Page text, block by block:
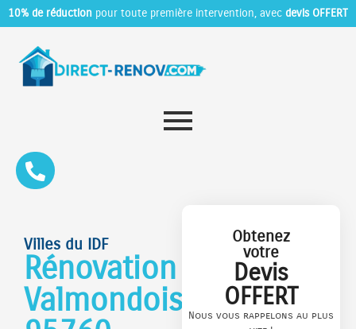
10% de réduction pour toute première intervention, avec devis OFFERT
Villes du IDF
Rénovation
Valmondois
Obtenez
votre
Devis
OFFERT
Nous vous rappelons au plus